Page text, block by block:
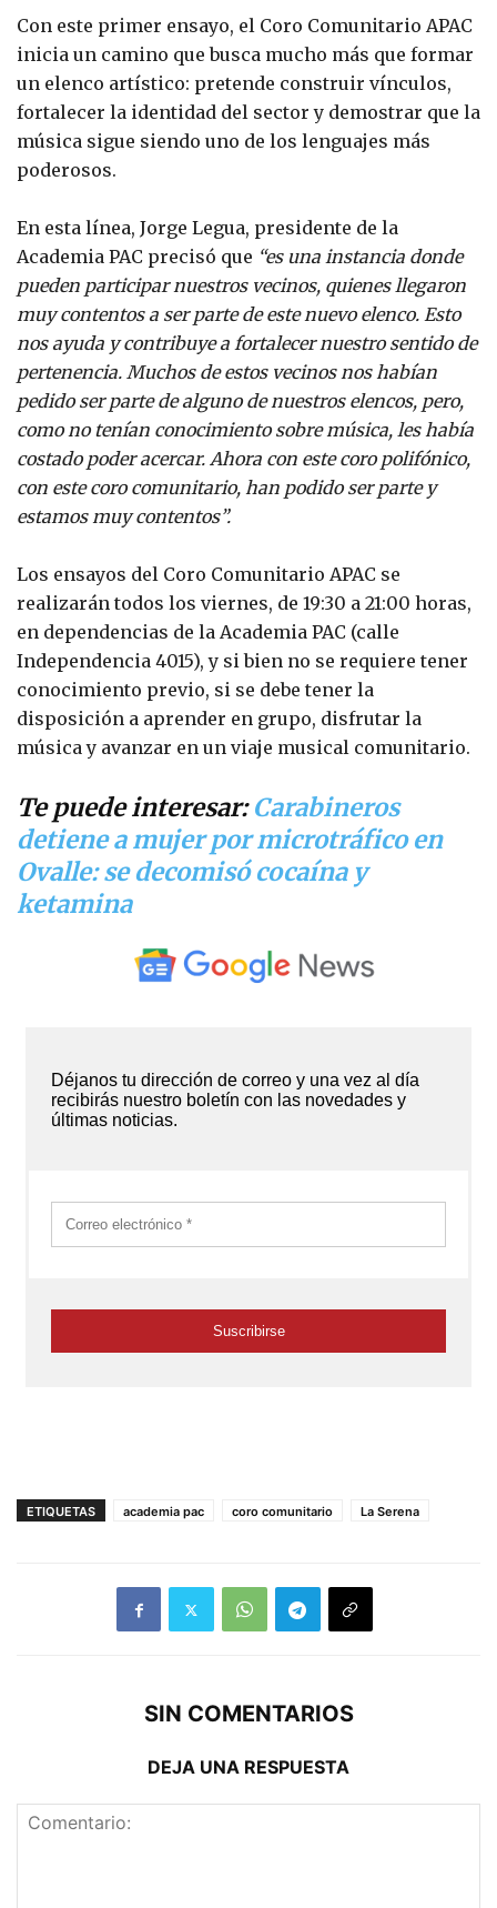
Con este primer ensayo, el Coro Comunitario APAC
inicia un camino que busca mucho más que formar
un elenco artístico: pretende construir vínculos,
fortalecer la identidad del sector y demostrar que la
música sigue siendo uno de los lenguajes más
poderosos.
En esta línea, Jorge Legua, presidente de la
Academia PAC precisó que “es una instancia donde
pueden participar nuestros vecinos, quienes llegaron
muy contentos a ser parte de este nuevo elenco. Esto
nos ayuda y contribuye a fortalecer nuestro sentido de
pertenencia. Muchos de estos vecinos nos habían
pedido ser parte de alguno de nuestros elencos, pero,
como no tenían conocimiento sobre música, les había
costado poder acercar. Ahora con este coro polifónico,
con este coro comunitario, han podido ser parte y
estamos muy contentos”.
Los ensayos del Coro Comunitario APAC se
realizarán todos los viernes, de 19:30 a 21:00 horas,
en dependencias de la Academia PAC (calle
Independencia 4015), y si bien no se requiere tener
conocimiento previo, si se debe tener la
disposición a aprender en grupo, disfrutar la
música y avanzar en un viaje musical comunitario.
Te puede interesar:Carabineros
detiene a mujer por microtráfico en
Ovalle: se decomisó cocaína y
ketamina
ETIQUETAS academia pac coro comunitario La Serena
SIN COMENTARIOS
DEJA UNA RESPUESTA